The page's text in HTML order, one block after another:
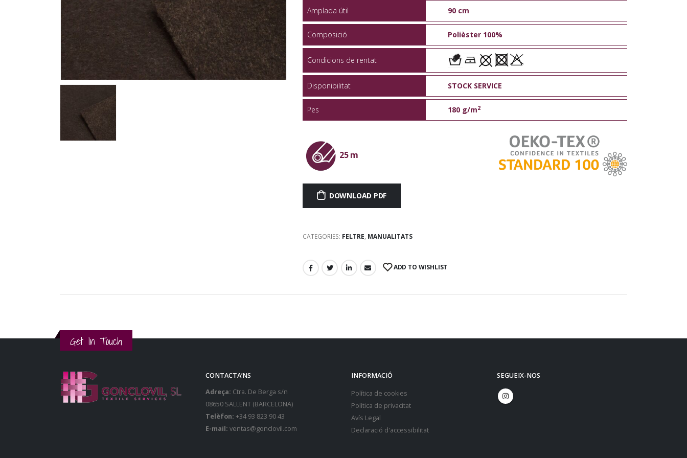
Amplada útil 90 cm
Composició Polièster 100%
Condicions de rentat
Disponibilitat STOCK SERVICE
Pes 180 g/m2
25 m
DOWNLOAD PDF
CATEGORIES: FELTRE, MANUALITATS
ADD TO WISHLIST
Get In Touch
CONTACTA’NS
Adreça: Ctra. De Berga s/n
08650 SALLENT (BARCELONA)
Telèfon: +34 93 823 90 43
E-mail: ventas@gonclovil.com
INFORMACIÓ
Política de cookies
Política de privacitat
Avís Legal
Declaració d'accessibilitat
SEGUEIX-NOS